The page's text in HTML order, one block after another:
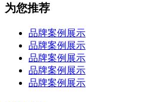
为您推荐
品牌案例展示
品牌案例展示
品牌案例展示
品牌案例展示
品牌案例展示